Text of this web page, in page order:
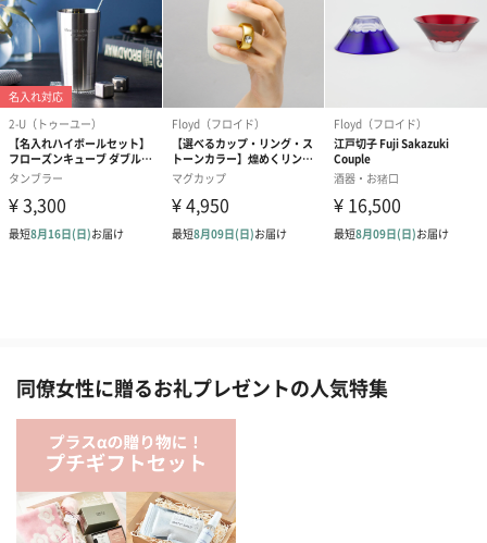
同僚女性に贈るお礼プレゼントの人気特集